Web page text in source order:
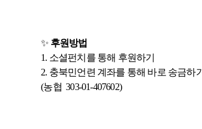
✨ 후원방법
1. 소셜펀치를 통해 후원하기
2. 충북민언련 계좌를 통해 바로 송금하기
(농협 303-01-407602)